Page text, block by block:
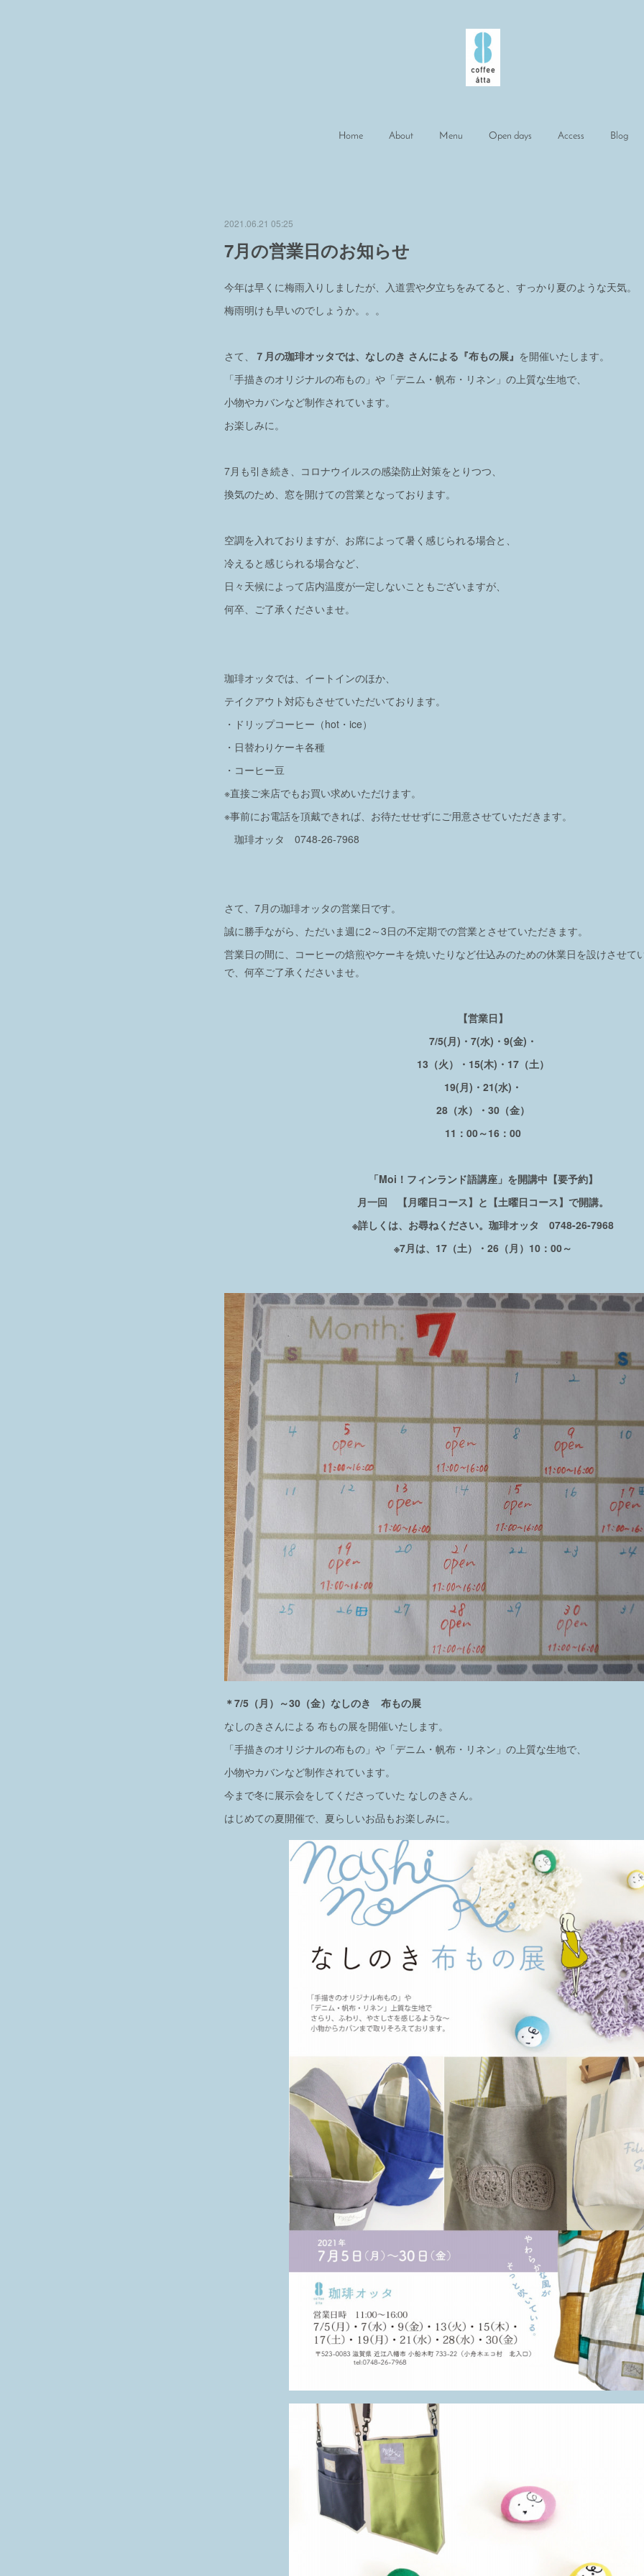
Home About Menu Open days Access Blog
2021.06.21 05:25
7月の営業日のお知らせ
今年は早くに梅雨入りしましたが、入道雲や夕立ちをみてると、すっかり夏のような天気。
梅雨明けも早いのでしょうか。。。
さて、 ７月の珈琲オッタでは、なしのき さんによる『布もの展』 を開催いたします。
「手描きのオリジナルの布もの」や「デニム・帆布・リネン」の上質な生地で、
小物やカバンなど制作されています。
お楽しみに。
7月も引き続き、コロナウイルスの感染防止対策をとりつつ、
換気のため、窓を開けての営業となっております。
空調を入れておりますが、お席によって暑く感じられる場合と、
冷えると感じられる場合など、
日々天候によって店内温度が一定しないこともございますが、
何卒、ご了承くださいませ。
珈琲オッタでは、イートインのほか、
テイクアウト対応もさせていただいております。
・ドリップコーヒー（hot・ice）
・日替わりケーキ各種
・コーヒー豆
※直接ご来店でもお買い求めいただけます。
※事前にお電話を頂戴できれば、お待たせせずにご用意させていただきます。
珈琲オッタ 0748-26-7968
さて、7月の珈琲オッタの営業日です。
誠に勝手ながら、ただいま週に2～3日の不定期での営業とさせていただきます。
営業日の間に、コーヒーの焙煎やケーキを焼いたりなど仕込みのための休業日を設けさせて
で、何卒ご了承くださいませ。
【営業日】
7/5(月)・7(水)・9(金)・
13（火）・15(木)・17（土）
19(月)・21(水)・
28（水）・30（金）
11：00～16：00
「Moi！フィンランド語講座」を開講中【要予約】
月一回 【月曜日コース】と【土曜日コース】で開講。
※詳しくは、お尋ねください。珈琲オッタ 0748-26-7968
※7月は、17（土）・26（月）10：00～
＊7/5（月）～30（金）なしのき 布もの展
なしのきさんによる 布もの展を開催いたします。
「手描きのオリジナルの布もの」や「デニム・帆布・リネン」の上質な生地で、
小物やカバンなど制作されています。
今まで冬に展示会をしてくださっていた なしのきさん。
はじめての夏開催で、夏らしいお品もお楽しみに。